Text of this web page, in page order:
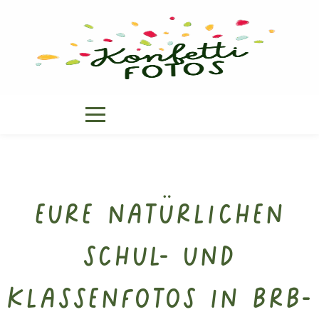
Eure natürlichen
Schul- und
Klassenfotos in BRB-